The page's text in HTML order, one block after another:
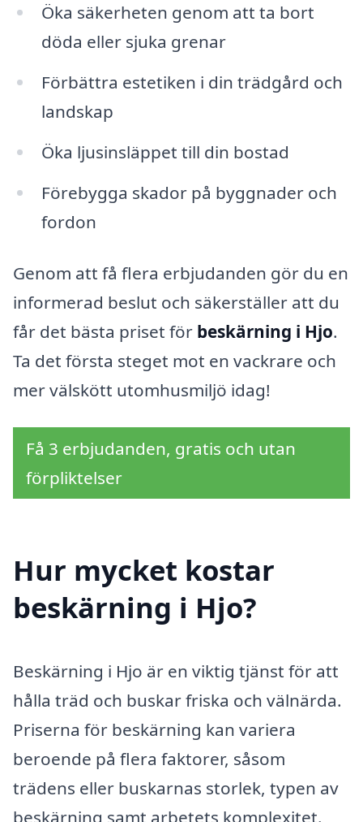
Öka säkerheten genom att ta bort
döda eller sjuka grenar
Förbättra estetiken i din trädgård och
landskap
Öka ljusinsläppet till din bostad
Förebygga skador på byggnader och
fordon
Genom att få flera erbjudanden gör du en
informerad beslut och säkerställer att du
får det bästa priset för beskärning i Hjo.
Ta det första steget mot en vackrare och
mer välskött utomhusmiljö idag!
Få 3 erbjudanden, gratis och utan
förpliktelser
Hur mycket kostar
beskärning i Hjo?
Beskärning i Hjo är en viktig tjänst för att
hålla träd och buskar friska och välnärda.
Priserna för beskärning kan variera
beroende på flera faktorer, såsom
trädens eller buskarnas storlek, typen av
beskärning samt arbetets komplexitet.